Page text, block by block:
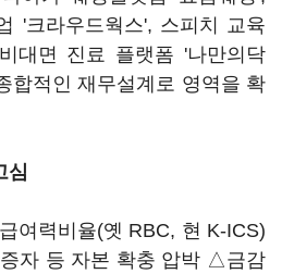
'크라우드웍스', 스피치 교육
대면 진료 플랫폼 '나만의닥
합적인 재무설계로 영역을 확
심
여력비율(옛 RBC, 현 K-ICS)
자 등 자본 확충 압박 △금감